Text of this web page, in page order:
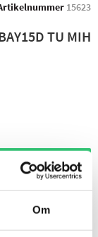
Om
15623
TU MIH